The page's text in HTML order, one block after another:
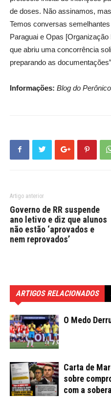
de doses. Não assinamos,
Temos conversas
Paraguai e Opas
que abriu uma concorrência
preparando as
Informações: Blog do Perônico
Artigo anterior
Governo de RR suspende
ano letivo e diz que alunos
não estão ‘aprovados e
nem reprovados’
ARTIGOS RELACIONADOS
O Medo
Carta de
sobre
com a